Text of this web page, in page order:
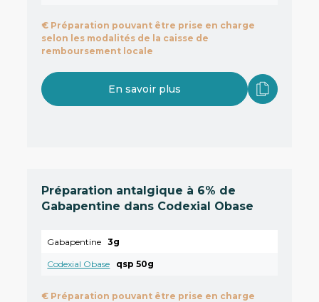
€ Préparation pouvant être prise en charge
selon les modalités de la caisse de
remboursement locale
En savoir plus
Préparation antalgique à 6% de
Gabapentine dans Codexial Obase
Gabapentine 3g
Codexial Obase qsp 50g
€ Préparation pouvant être prise en charge